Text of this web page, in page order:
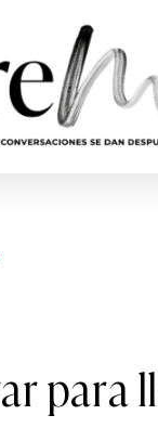
para